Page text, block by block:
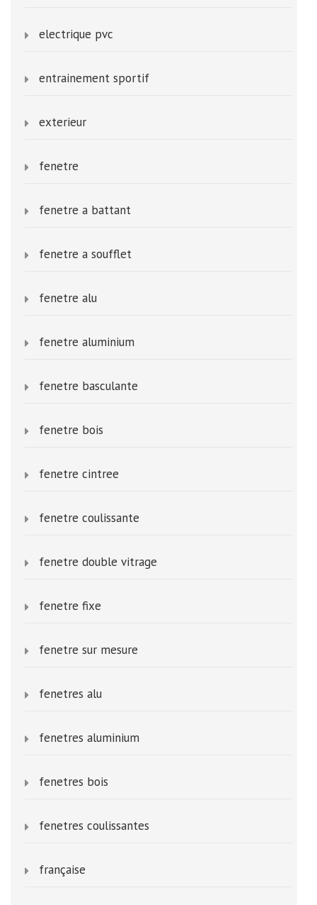
electrique pvc
entrainement sportif
exterieur
fenetre
fenetre a battant
fenetre a soufflet
fenetre alu
fenetre aluminium
fenetre basculante
fenetre bois
fenetre cintree
fenetre coulissante
fenetre double vitrage
fenetre fixe
fenetre sur mesure
fenetres alu
fenetres aluminium
fenetres bois
fenetres coulissantes
française